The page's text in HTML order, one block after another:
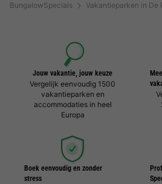
BungalowSpecials Vakantieparken in De
Jouw vakantie, jouw keuze
Vergelijk eenvoudig 1500
vakantieparken en
accommodaties in heel
Europa
Boek eenvoudig en zonder
stress